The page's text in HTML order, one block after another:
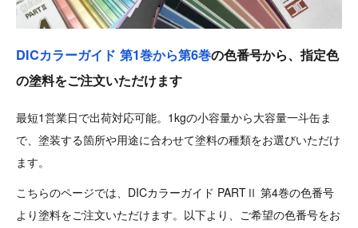
DICカラーガイド 第1巻から第6巻の色番号から、指定色
の塗料をご注文いただけます
最短1営業日で出荷対応可能。1kgの小容量から大容量一斗缶ま
で、塗装する箇所や用途に合わせて塗料の種類をお選びいただけ
ます。
こちらのページでは、DICカラーガイド PARTⅡ 第4巻の色番号
より塗料をご注文いただけます。以下より、ご希望の色番号をお